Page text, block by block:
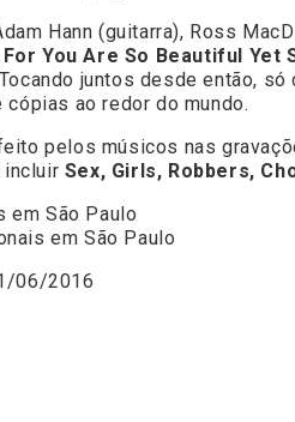
Hann (guitarra), Ross
For You Are So Beautiful Yet
juntos desde então,
ao redor do mundo.
pelos músicos nas
incluir Sex, Girls, Robbers,
em São Paulo
em São Paulo
06/2016